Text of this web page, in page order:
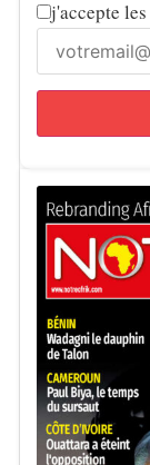
j'accepte les